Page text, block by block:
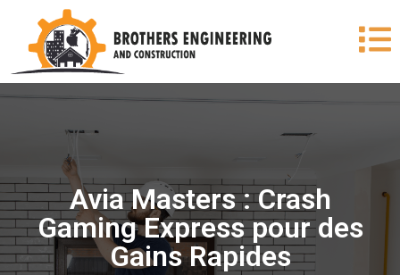
Avia Masters : Crash
Gaming Express pour des
Gains Rapides